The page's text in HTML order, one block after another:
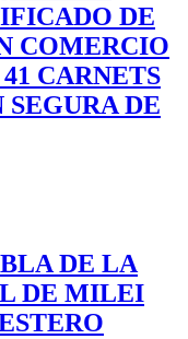
DE
COMERCIO
CARNETS
DE
DE LA
DE MILEI